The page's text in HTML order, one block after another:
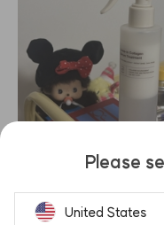
我的髮質真的有變好。
理後，吹乾再用這個產品
道很好，頭髮也變得順滑
Please
United States